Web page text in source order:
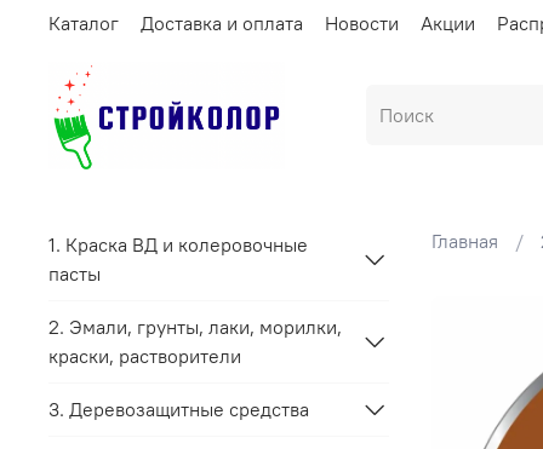
Каталог Доставка и оплата Новости Акции
Главная
1. Краска ВД и колеровочные
пасты
2. Эмали, грунты, лаки, морилки,
краски, растворители
3. Деревозащитные средства